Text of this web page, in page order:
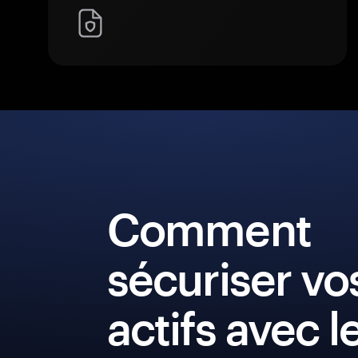
Comment
sécuriser
actifs avec